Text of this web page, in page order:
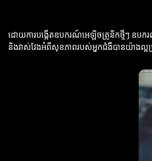
ដោយការបង្កើតឧបករណ៍អេឡិចត្រូនិកថ្មីៗ ឧបករ
និងវាស់វែងអំពីសុខភាពរបស់អ្នកជំងឺបានយ៉ាងល្អ